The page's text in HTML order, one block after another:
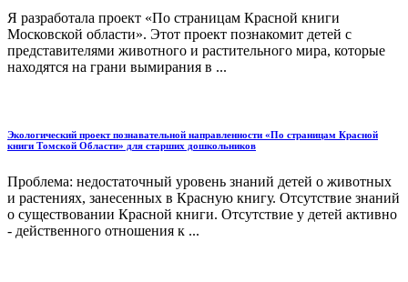
Я разработала проект «По страницам Красной книги
Московской области». Этот проект познакомит детей с
представителями животного и растительного мира, которые
находятся на грани вымирания в ...
Экологический проект познавательной направленности «По страницам Красной
книги Томской Области» для старших дошкольников
Проблема: недостаточный уровень знаний детей о животных
и растениях, занесенных в Красную книгу. Отсутствие знаний
о существовании Красной книги. Отсутствие у детей активно
- действенного отношения к ...